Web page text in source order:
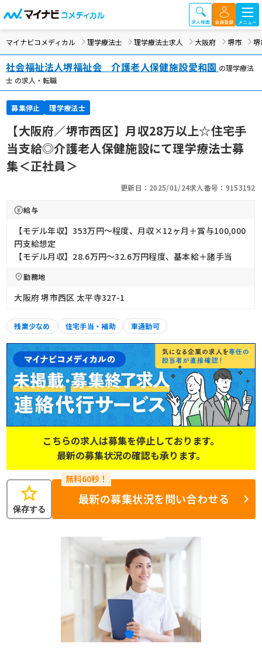
マイナビコメディカル 理学療法士 理学療法士求人 大阪府 堺市 堺
社会福祉法人堺福祉会 介護老人保健施設愛和園 の理学療法
士 の求人・転職
募集停止 理学療法士
【大阪府／堺市西区】月収28万以上☆住宅手
当支給◎介護老人保健施設にて理学療法士募
集＜正社員＞
更新日：2025/01/24求人番号：9153192
給与
【モデル年収】353万円〜程度、月収×12ヶ月＋賞与100,000
円支給想定
【モデル月収】28.6万円〜32.6万円程度、基本給＋諸手当
勤務地
大阪府 堺市西区 太平寺327-1
残業少なめ 住宅手当・補助 車通勤可
こちらの求人は募集を停止しております。
最新の募集状況の確認も承ります。
star
保存する
最新の募集状況を問い合わせる